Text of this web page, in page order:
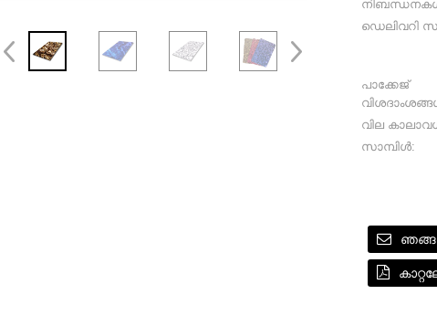
ഡെലിവറി
പാക്കേജ്
വില
സാമ്പിൾ: